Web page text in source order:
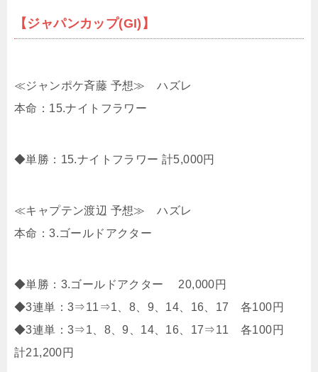
【ジャパンカップ(GI)】
≪ジャンポケ斉藤 予想≫ ハズレ
本命：15.ナイトフラワー
◆単勝：15.ナイトフラワー 計5,000円
≪キャプテン渡辺 予想≫ ハズレ
本命：3.ゴールドアクター
◆単勝：3.ゴールドアクター 20,000円
◆3連単：3⇒11⇒1、8、9、14、16、17 各100円
◆3連単：3⇒1、8、9、14、16、17⇒11 各100円
計21,200円